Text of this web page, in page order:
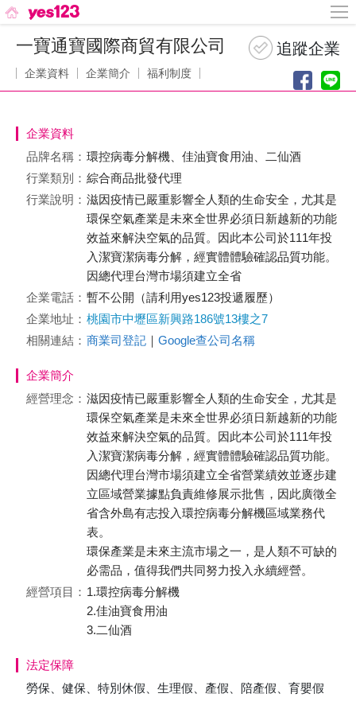
一寶通寶國際商貿有限公司
企業資料 企業簡介 福利制度
企業資料
品牌名稱： 環控病毒分解機、佳油寶食用油、二仙酒
行業類別： 綜合商品批發代理
行業說明： 滋因疫情已嚴重影響全人類的生命安全，尤其是
環保空氣產業是未來全世界必須日新越新的功能
效益來解決空氣的品質。因此本公司於111年投
入潔寶潔病毒分解，經實體體驗確認品質功能。
因總代理台灣市場須建立全省
企業電話： 暫不公開（請利用yes123投遞履歷）
企業地址： 桃園市中壢區新興路186號13樓之7
相關連結： 商業司登記 ｜ Google查公司名稱
企業簡介
經營理念： 滋因疫情已嚴重影響全人類的生命安全，尤其是
環保空氣產業是未來全世界必須日新越新的功能
效益來解決空氣的品質。因此本公司於111年投
入潔寶潔病毒分解，經實體體驗確認品質功能。
因總代理台灣市場須建立全省營業績效並逐步建
立區域營業據點負責維修展示批售，因此廣徵全
省含外島有志投入環控病毒分解機區域業務代
表。
環保產業是未來主流市場之一，是人類不可缺的
必需品，值得我們共同努力投入永續經營。
經營項目： 1.環控病毒分解機
2.佳油寶食用油
3.二仙酒
法定保障
勞保、健保、特別休假、生理假、產假、陪產假、育嬰假